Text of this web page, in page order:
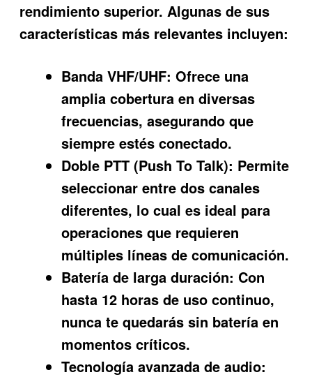
rendimiento superior. Algunas de sus
características más relevantes incluyen:
Banda VHF/UHF: Ofrece una
amplia cobertura en diversas
frecuencias, asegurando que
siempre estés conectado.
Doble PTT (Push To Talk): Permite
seleccionar entre dos canales
diferentes, lo cual es ideal para
operaciones que requieren
múltiples líneas de comunicación.
Batería de larga duración: Con
hasta 12 horas de uso continuo,
nunca te quedarás sin batería en
momentos críticos.
Tecnología avanzada de audio: